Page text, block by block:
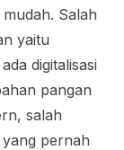
Salah
yaitu
digitalisasi
pangan
salah
yang pernah